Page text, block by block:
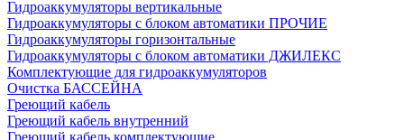
Гидроаккумуляторы вертикальные
Гидроаккумуляторы с блоком автоматики ПРОЧИЕ
Гидроаккумуляторы горизонтальные
Гидроаккумуляторы с блоком автоматики ДЖИЛЕКС
Комплектующие для гидроаккумуляторов
Очистка БАССЕЙНА
Греющий кабель
Греющий кабель внутренний
Греющий кабель комплектующие